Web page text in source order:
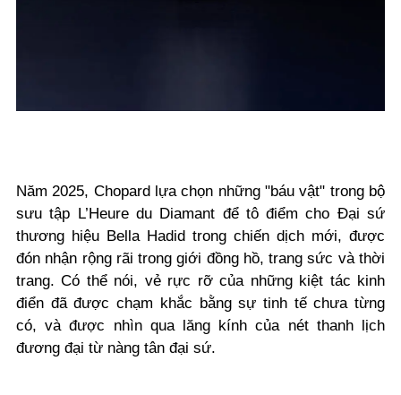
Năm 2025, Chopard lựa chọn những "báu vật" trong bộ
sưu tập L’Heure du Diamant để tô điểm cho Đại sứ
thương hiệu Bella Hadid trong chiến dịch mới, được
đón nhận rộng rãi trong giới đồng hồ, trang sức và thời
trang. Có thể nói, vẻ rực rỡ của những kiệt tác kinh
điển đã được chạm khắc bằng sự tinh tế chưa từng
có, và được nhìn qua lăng kính của nét thanh lịch
đương đại từ nàng tân đại sứ.